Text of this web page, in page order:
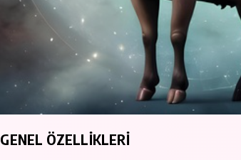
ÖZELLİKLERİ